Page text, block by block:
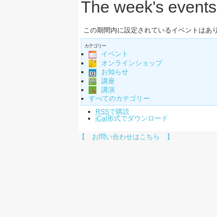
The week's events
この期間内に設定されているイベントはあ
カテゴリー
イベント
オンラインショップ
お知らせ
講座
講演
すべてのカテゴリー
RSSで購読
iCal形式でダウンロード
【 お問い合わせはこちら 】